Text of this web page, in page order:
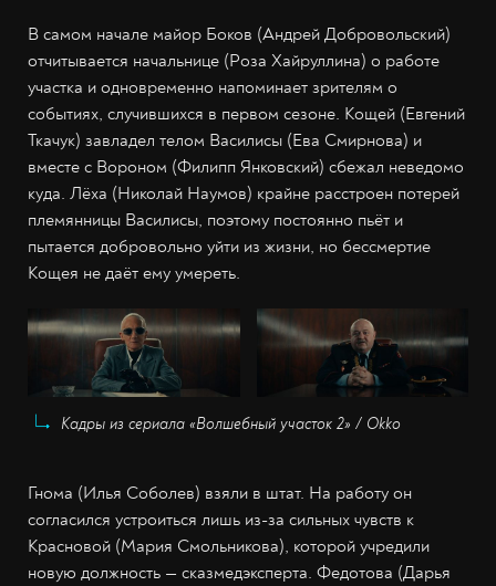
В самом начале майор Боков (Андрей Добровольский)
отчитывается начальнице (Роза Хайруллина) о работе
участка и одновременно напоминает зрителям о
событиях, случившихся в первом сезоне. Кощей (Евгений
Ткачук) завладел телом Василисы (Ева Смирнова) и
вместе с Вороном (Филипп Янковский) сбежал неведомо
куда. Лёха (Николай Наумов) крайне расстроен потерей
племянницы Василисы, поэтому постоянно пьёт и
пытается добровольно уйти из жизни, но бессмертие
Кощея не даёт ему умереть.
Кадры из сериала «Волшебный участок 2» / Okko
Гнома (Илья Соболев) взяли в штат. На работу он
согласился устроиться лишь из-за сильных чувств к
Красновой (Мария Смольникова), которой учредили
новую должность — сказмедэксперта. Федотова (Дарья